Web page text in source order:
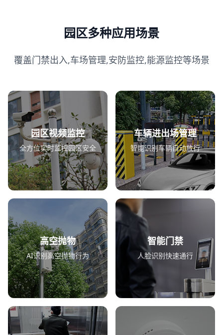
园区多种应用场景
覆盖门禁出入,车场管理,安防监控,能源监控等场景
园区视频监控
全方位实时监控园区安全
车辆进出场管理
智能识别车辆自动放行
高空抛物
AI识别高空抛物行为
智能门禁
人脸识别快速通行